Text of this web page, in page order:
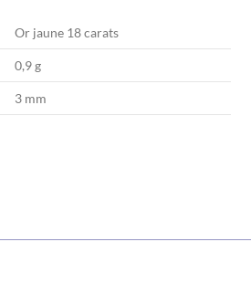
Or jaune 18 carats
0,9 g
3 mm